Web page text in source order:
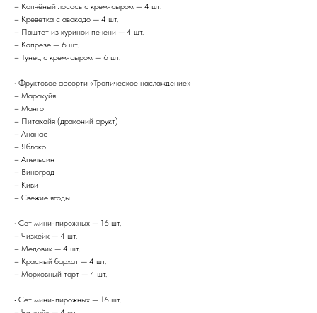
– Копчёный лосось с крем-сыром — 4 шт.
– Креветка с авокадо — 4 шт.
– Паштет из куриной печени — 4 шт.
– Капрезе — 6 шт.
– Тунец с крем-сыром — 6 шт.
• Фруктовое ассорти «Тропическое наслаждение»
– Маракуйя
– Манго
– Питахайя (драконий фрукт)
– Ананас
– Яблоко
– Апельсин
– Виноград
– Киви
– Свежие ягоды
• Сет мини-пирожных — 16 шт.
– Чизкейк — 4 шт.
– Медовик — 4 шт.
– Красный бархат — 4 шт.
– Морковный торт — 4 шт.
• Сет мини-пирожных — 16 шт.